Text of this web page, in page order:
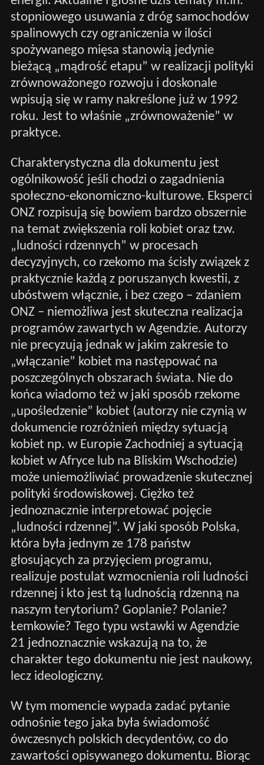
stopniowego usuwania z dróg samochodów
spalinowych czy ograniczenia w ilości
spożywanego mięsa stanowią jedynie
bieżącą „mądrość etapu” w realizacji polityki
zrównoważonego rozwoju i doskonale
wpisują się w ramy nakreślone już w 1992
roku. Jest to właśnie „zrównoważenie” w
praktyce.
Charakterystyczna dla dokumentu jest
ogólnikowość jeśli chodzi o zagadnienia
społeczno-ekonomiczno-kulturowe. Eksperci
ONZ rozpisują się bowiem bardzo obszernie
na temat zwiększenia roli kobiet oraz tzw.
„ludności rdzennych” w procesach
decyzyjnych, co rzekomo ma ścisły związek z
praktycznie każdą z poruszanych kwestii, z
ubóstwem włącznie, i bez czego – zdaniem
ONZ – niemożliwa jest skuteczna realizacja
programów zawartych w Agendzie. Autorzy
nie precyzują jednak w jakim zakresie to
„włączanie” kobiet ma następować na
poszczególnych obszarach świata. Nie do
końca wiadomo też w jaki sposób rzekome
„upośledzenie” kobiet (autorzy nie czynią w
dokumencie rozróżnień między sytuacją
kobiet np. w Europie Zachodniej a sytuacją
kobiet w Afryce lub na Bliskim Wschodzie)
może uniemożliwiać prowadzenie skutecznej
polityki środowiskowej. Ciężko też
jednoznacznie interpretować pojęcie
„ludności rdzennej”. W jaki sposób Polska,
która była jednym ze 178 państw
głosujących za przyjęciem programu,
realizuje postulat wzmocnienia roli ludności
rdzennej i kto jest tą ludnością rdzenną na
naszym terytorium? Goplanie? Polanie?
Łemkowie? Tego typu wstawki w Agendzie
21 jednoznacznie wskazują na to, że
charakter tego dokumentu nie jest naukowy,
lecz ideologiczny.
W tym momencie wypada zadać pytanie
odnośnie tego jaka była świadomość
ówczesnych polskich decydentów, co do
zawartości opisywanego dokumentu. Biorąc